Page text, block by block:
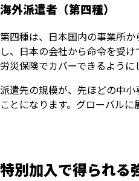
海外派遣者（第四種）
第四種は、日本国内の事業所
し、日本の会社から命令を受
労災保険でカバーできるように
派遣先の規模が、先ほどの中
ことになります。グローバル
特別加入で得られる